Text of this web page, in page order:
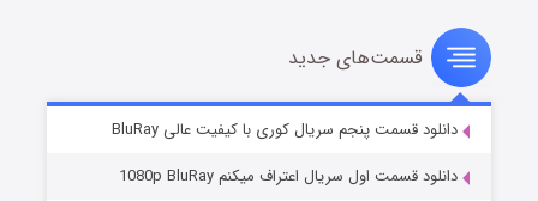
قسمت۸ (زیرنویس) منتشر شد
قسمت‌های جدید
دانلود قسمت پنجم سریال کوری با کیفیت عالی BluRay
دانلود قسمت اول سریال اعتراف میکنم 1080p BluRay